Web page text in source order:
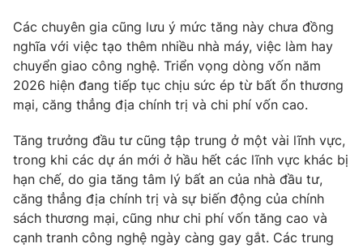
Hitech Công nghệ tương lai
Sản phẩm
Thị trường
Tư vấn
Giao lưu trực tuyến
Lịch phát sóng
Chuyên mục khác
Emagazine Podcast
Photo Infographic
Các chuyên gia cũng lưu ý mức tăng này chưa đồng
nghĩa với việc tạo thêm nhiều nhà máy, việc làm hay
chuyển giao công nghệ. Triển vọng dòng vốn năm
2026 hiện đang tiếp tục chịu sức ép từ bất ổn thương
mại, căng thẳng địa chính trị và chi phí vốn cao.
Tăng trưởng đầu tư cũng tập trung ở một vài lĩnh vực,
trong khi các dự án mới ở hầu hết các lĩnh vực khác bị
hạn chế, do gia tăng tâm lý bất an của nhà đầu tư,
căng thẳng địa chính trị và sự biến động của chính
sách thương mại, cũng như chi phí vốn tăng cao và
cạnh tranh công nghệ ngày càng gay gắt. Các trung